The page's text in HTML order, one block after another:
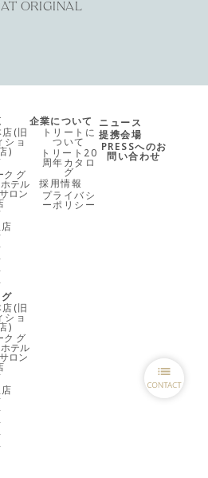
ORIGINAL
(旧
ショ
)
ク グ
テル
ロン
(旧
ショ
)
ク グ
テル
ロン
企業について
トリートに
ついて
トリート20
周年カタロ
グ
採用情報
プライバシ
ーポリシー
ニュース
提携会場
PRESSへのお
問い合わせ